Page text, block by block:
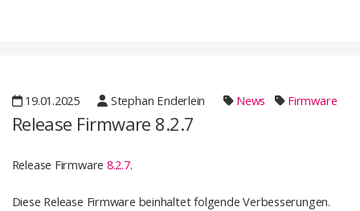
19.01.2025 Stephan Enderlein News Firmware
Release Firmware 8.2.7
Release Firmware 8.2.7.
Diese Release Firmware beinhaltet folgende Verbesserungen.